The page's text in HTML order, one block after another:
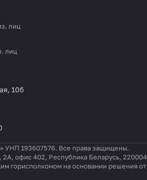
лиц
лиц
10б
УНП 193607576. Все права защищены.
2А, офис 402, Республика Беларусь, 220004
горисполкомом на основании решения от